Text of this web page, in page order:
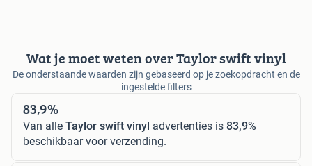
Wat je moet weten over Taylor swift vinyl
De onderstaande waarden zijn gebaseerd op je zoekopdracht en de
ingestelde filters
83,9%
Van alle Taylor swift vinyl advertenties is 83,9%
beschikbaar voor verzending.